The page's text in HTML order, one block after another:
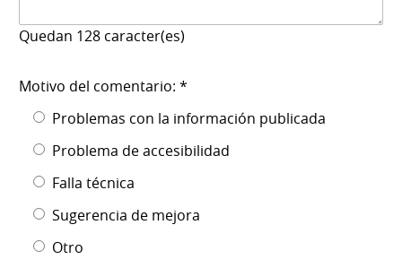
Quedan 128 caracter(es)
Motivo del comentario: *
Problemas con la información publicada
Problema de accesibilidad
Falla técnica
Sugerencia de mejora
Otro